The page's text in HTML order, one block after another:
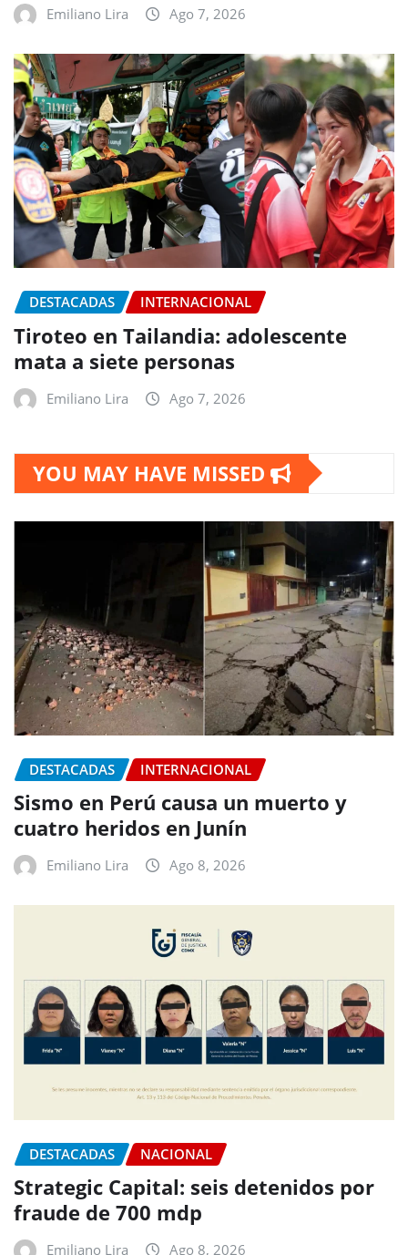
Emiliano Lira Ago 7, 2026
DESTACADAS INTERNACIONAL
Tiroteo en Tailandia: adolescente
mata a siete personas
Emiliano Lira Ago 7, 2026
YOU MAY HAVE MISSED
DESTACADAS INTERNACIONAL
Sismo en Perú causa un muerto y
cuatro heridos en Junín
Emiliano Lira Ago 8, 2026
DESTACADAS NACIONAL
Strategic Capital: seis detenidos por
fraude de 700 mdp
Emiliano Lira Ago 8, 2026